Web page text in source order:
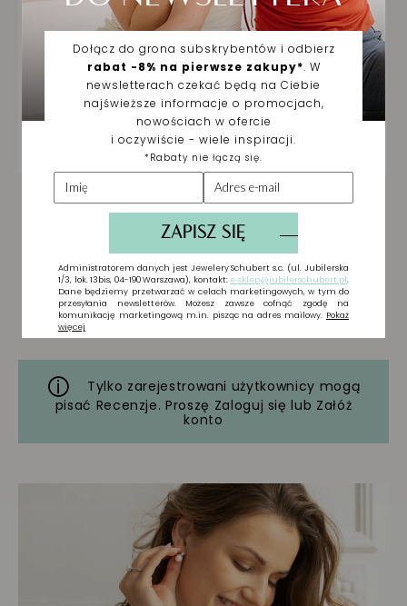
Tylko zarejestrowani użytkownicy mogą
pisać Recenzje. Proszę Zaloguj się lub Załóż
konto